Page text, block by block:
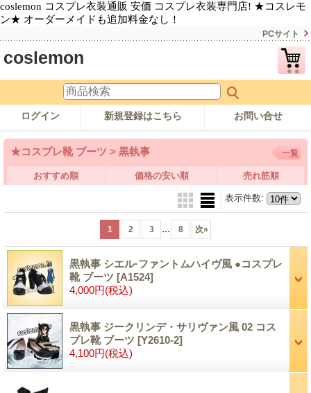
coslemon コスプレ衣装通販 安価 コスプレ衣装専門店! ★コスレモ
ン★ オーダーメイドも追加料金なし！
PCサイト
coslemon
ログイン 新規登録はこちら お問い合せ
★コスプレ靴 ブーツ > 黒執事 一覧
おすすめ順 価格の安い順 売れ筋順
表示件数:
1 2 3 ... 8 次»
黒執事 シエル·ファントムハイヴ風 ●コスプレ
靴 ブーツ [A1524]
4,000円(税込)
黒執事 ジークリンデ・サリヴァン風 02 コス
プレ靴 ブーツ [Y2610-2]
4,100円(税込)